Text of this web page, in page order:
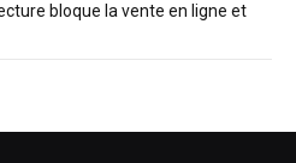
bloque la vente en ligne et